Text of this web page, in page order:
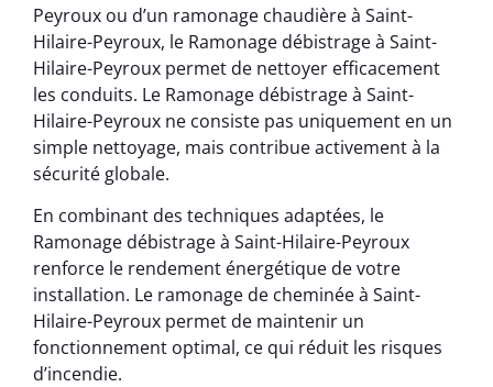
Peyroux ou d’un ramonage chaudière à Saint-
Hilaire-Peyroux, le Ramonage débistrage à Saint-
Hilaire-Peyroux permet de nettoyer efficacement
les conduits. Le Ramonage débistrage à Saint-
Hilaire-Peyroux ne consiste pas uniquement en un
simple nettoyage, mais contribue activement à la
sécurité globale.
En combinant des techniques adaptées, le
Ramonage débistrage à Saint-Hilaire-Peyroux
renforce le rendement énergétique de votre
installation. Le ramonage de cheminée à Saint-
Hilaire-Peyroux permet de maintenir un
fonctionnement optimal, ce qui réduit les risques
d’incendie.